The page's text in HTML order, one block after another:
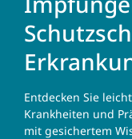
Erwachsene
Schwangere
Reisende
Impfungen A-Z
Wissenswelt
Entdecken Sie
Krankheiten und
mit gesichertem